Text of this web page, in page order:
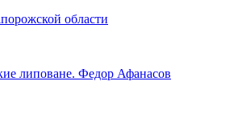
области
липоване. Федор Афанасов